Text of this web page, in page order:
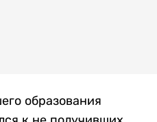
образования